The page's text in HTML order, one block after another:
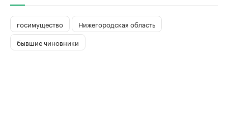
госимущество
Нижегородская область
бывшие чиновники